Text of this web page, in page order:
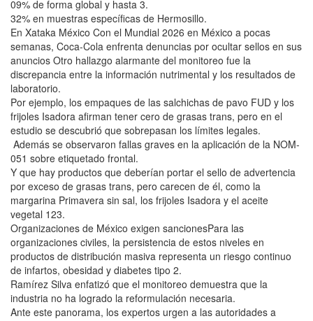
09% de forma global y hasta 3.
32% en muestras específicas de Hermosillo.
En Xataka México Con el Mundial 2026 en México a pocas
semanas, Coca-Cola enfrenta denuncias por ocultar sellos en sus
anuncios Otro hallazgo alarmante del monitoreo fue la
discrepancia entre la información nutrimental y los resultados de
laboratorio.
Por ejemplo, los empaques de las salchichas de pavo FUD y los
frijoles Isadora afirman tener cero de grasas trans, pero en el
estudio se descubrió que sobrepasan los límites legales.
Además se observaron fallas graves en la aplicación de la NOM-
051 sobre etiquetado frontal.
Y que hay productos que deberían portar el sello de advertencia
por exceso de grasas trans, pero carecen de él, como la
margarina Primavera sin sal, los frijoles Isadora y el aceite
vegetal 123.
Organizaciones de México exigen sancionesPara las
organizaciones civiles, la persistencia de estos niveles en
productos de distribución masiva representa un riesgo continuo
de infartos, obesidad y diabetes tipo 2.
Ramírez Silva enfatizó que el monitoreo demuestra que la
industria no ha logrado la reformulación necesaria.
Ante este panorama, los expertos urgen a las autoridades a